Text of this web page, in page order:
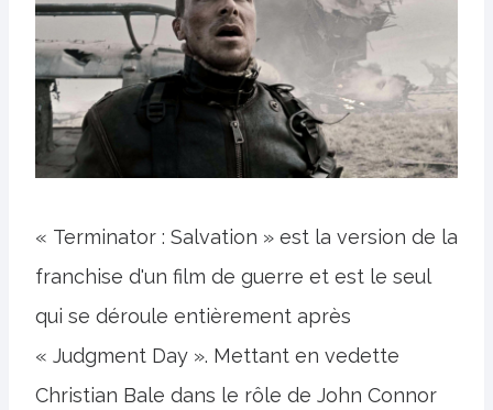
« Terminator : Salvation » est la version de la
franchise d'un film de guerre et est le seul
qui se déroule entièrement après
« Judgment Day ». Mettant en vedette
Christian Bale dans le rôle de John Connor